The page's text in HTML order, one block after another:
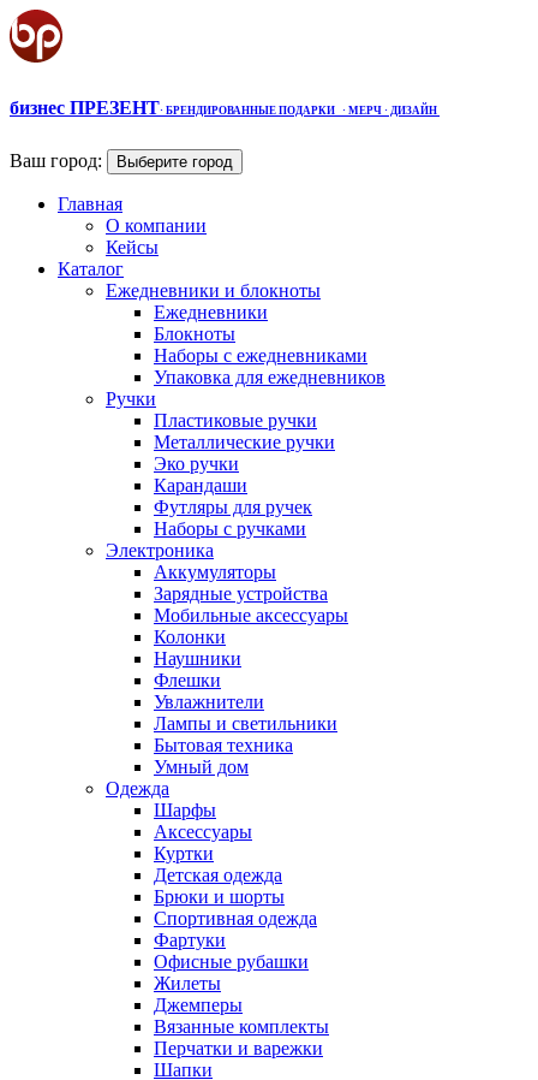
бизнес ПРЕЗЕНТ· БРЕНДИРОВАННЫЕ ПОДАРКИ · МЕРЧ · ДИЗАЙН
Ваш город: Выберите город
Главная
О компании
Кейсы
Каталог
Ежедневники и блокноты
Ежедневники
Блокноты
Наборы с ежедневниками
Упаковка для ежедневников
Ручки
Пластиковые ручки
Металлические ручки
Эко ручки
Карандаши
Футляры для ручек
Наборы с ручками
Электроника
Аккумуляторы
Зарядные устройства
Мобильные аксессуары
Колонки
Наушники
Флешки
Увлажнители
Лампы и светильники
Бытовая техника
Умный дом
Одежда
Шарфы
Аксессуары
Куртки
Детская одежда
Брюки и шорты
Спортивная одежда
Фартуки
Офисные рубашки
Жилеты
Джемперы
Вязанные комплекты
Перчатки и варежки
Шапки